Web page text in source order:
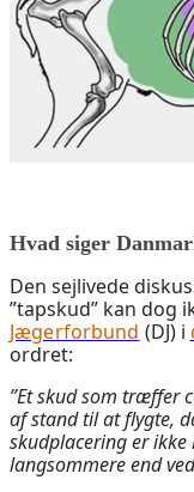
Hvad siger
Den sejlivede
”tapskud” kan dog
Jægerforbund (DJ) i
ordret:
”Et skud som træffer
af stand til at flygte,
skudplacering er
langsommere end